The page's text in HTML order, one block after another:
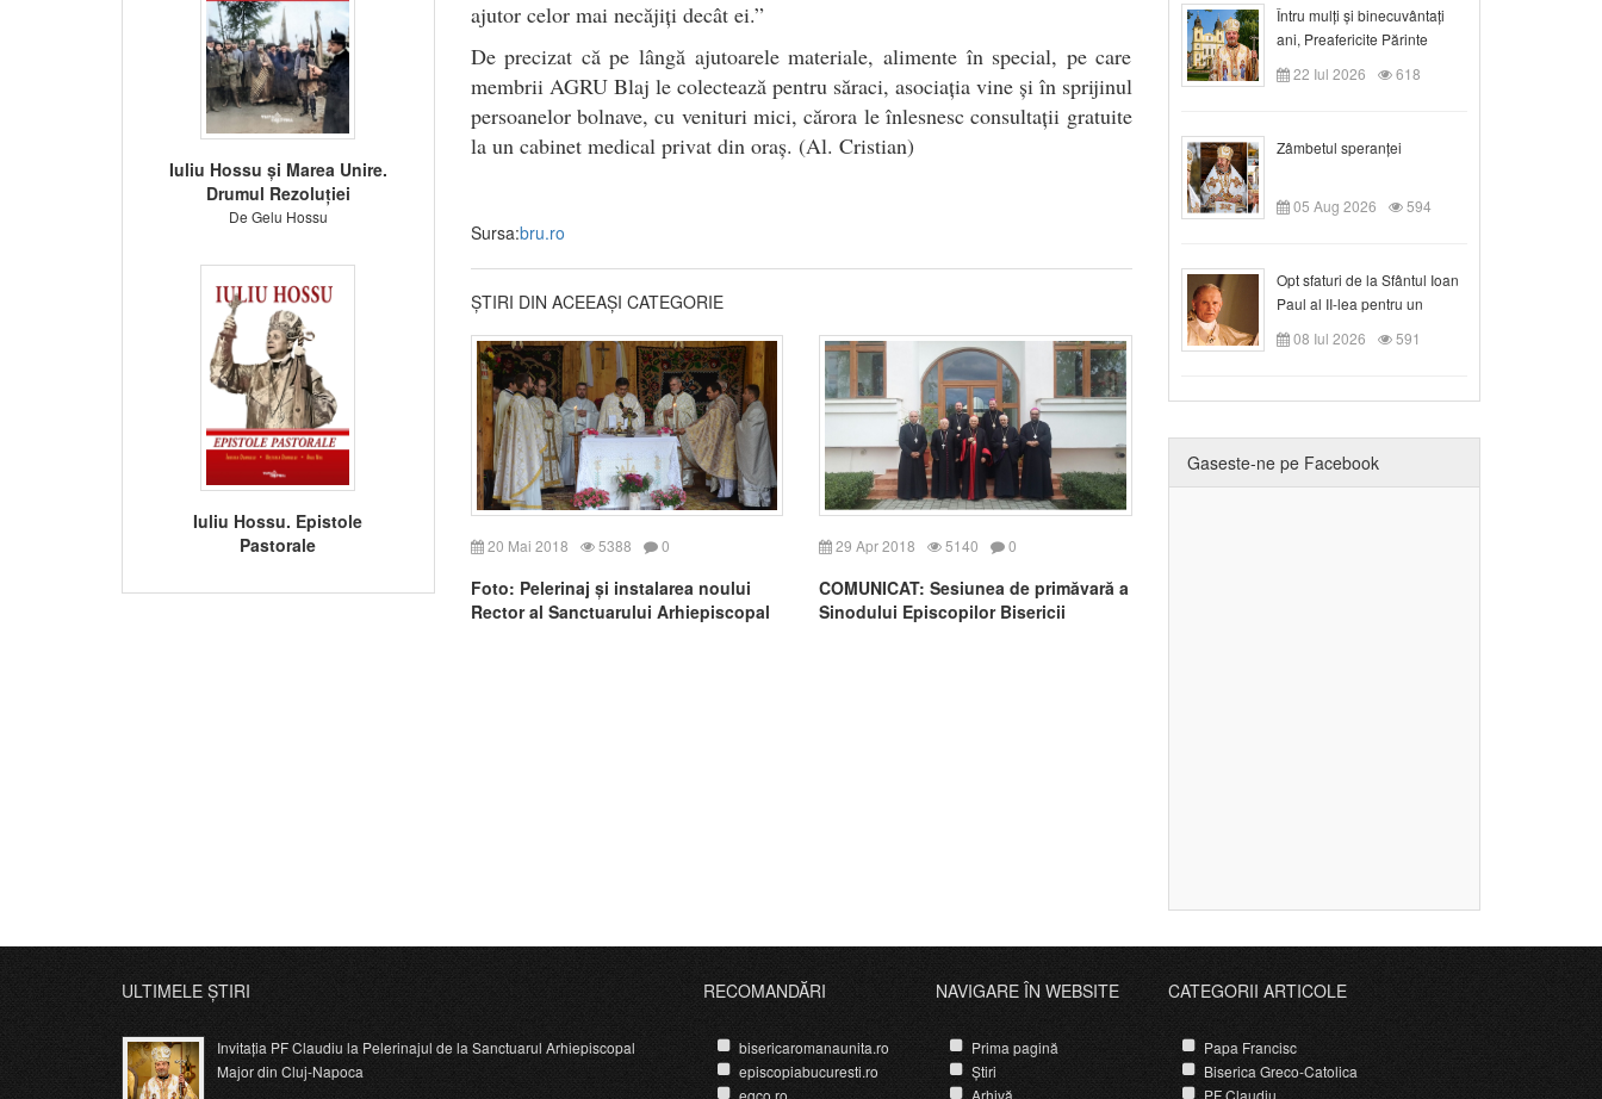
Iuliu Hossu și Marea Unire.
Drumul Rezoluției
De Gelu Hossu
Iuliu Hossu. Epistole
Pastorale
ajutor celor mai necăjiți decât ei.”
De precizat că pe lângă ajutoarele materiale, alimente în special, pe care
membrii AGRU Blaj le colectează pentru săraci, asociația vine și în sprijinul
persoanelor bolnave, cu venituri mici, cărora le înlesnesc consultații gratuite
la un cabinet medical privat din oraș. (Al. Cristian)
Sursa:bru.ro
ȘTIRI DIN ACEEAȘI CATEGORIE
20 Mai 2018 5388 0
Foto: Pelerinaj și instalarea noului
Rector al Sanctuarului Arhiepiscopal
29 Apr 2018 5140 0
COMUNICAT: Sesiunea de primăvară a
Sinodului Episcopilor Bisericii
Întru mulți și binecuvântați
ani, Preafericite Părinte
Claudiu!
22 Iul 2026 618
Zâmbetul speranței
05 Aug 2026 594
Opt sfaturi de la Sfântul Ioan
Paul al II-lea pentru un
creștin
08 Iul 2026 591
Gaseste-ne pe Facebook
ULTIMELE ȘTIRI
Invitația PF Claudiu la Pelerinajul de la Sanctuarul Arhiepiscopal
Major din Cluj-Napoca
RECOMANDĂRI
bisericaromanaunita.ro
episcopiabucuresti.ro
egco.ro
NAVIGARE ÎN WEBSITE
Prima pagină
Știri
Arhivă
CATEGORII ARTICOLE
Papa Francisc
Biserica Greco-Catolica
PF Claudiu